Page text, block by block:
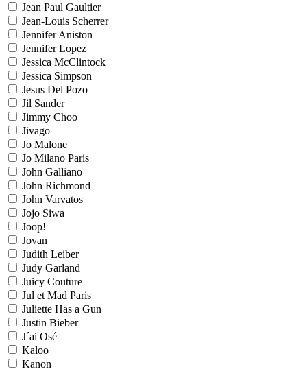
Jean Paul Gaultier
Jean-Louis Scherrer
Jennifer Aniston
Jennifer Lopez
Jessica McClintock
Jessica Simpson
Jesus Del Pozo
Jil Sander
Jimmy Choo
Jivago
Jo Malone
Jo Milano Paris
John Galliano
John Richmond
John Varvatos
Jojo Siwa
Joop!
Jovan
Judith Leiber
Judy Garland
Juicy Couture
Jul et Mad Paris
Juliette Has a Gun
Justin Bieber
J´ai Osé
Kaloo
Kanon